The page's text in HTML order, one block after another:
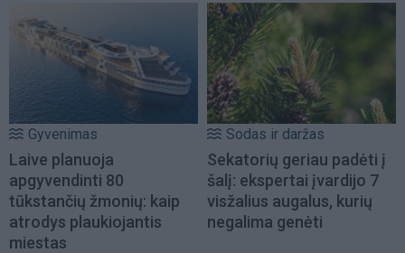
Gyvenimas
Laive planuoja
apgyvendinti 80
tūkstančių žmonių: kaip
atrodys plaukiojantis
miestas
Sodas ir daržas
Sekatorių geriau padėti į
šalį: ekspertai įvardijo 7
visžalius augalus, kurių
negalima genėti